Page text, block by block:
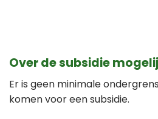
Over de subsidie
Er is geen minimale
komen voor een subsidie.